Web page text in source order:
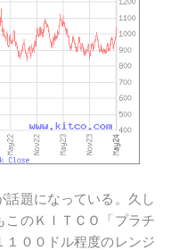
話題になっている。久し
このＫＩＴＣＯ「プラチ
１００ドル程度のレンジ